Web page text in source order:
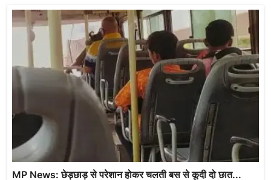
MP News: छेड़छाड़ से परेशान होकर चलती बस से कूदी दो छात...